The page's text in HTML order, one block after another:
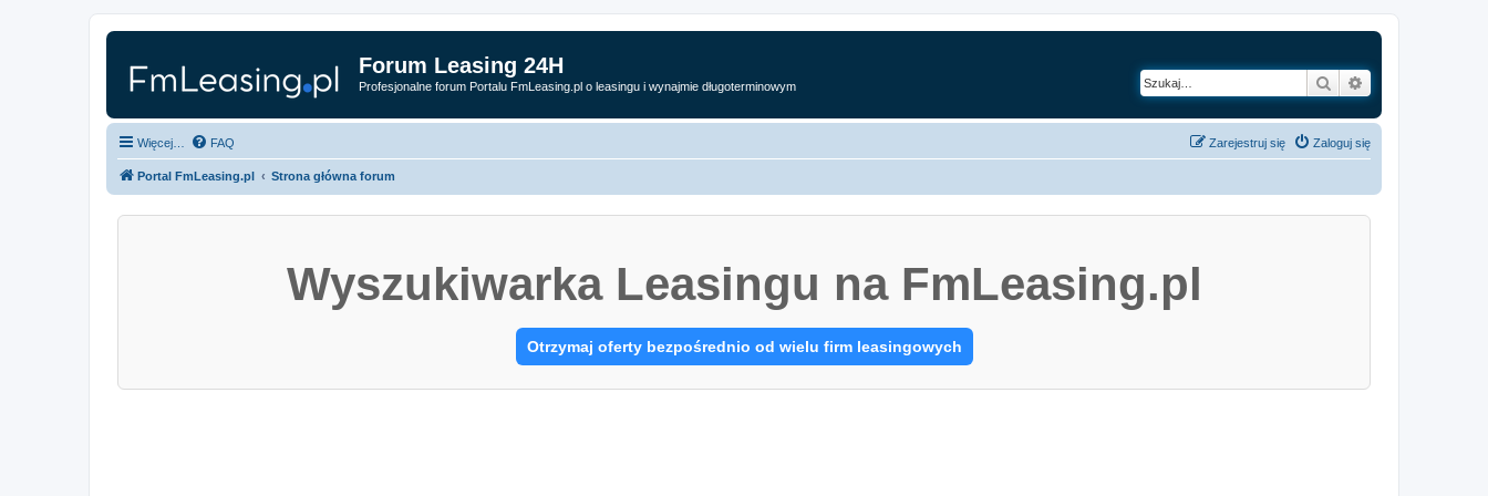
Forum Leasing 24H
Profesjonalne forum Portalu FmLeasing.pl o leasingu i wynajmie długoterminowym Szukaj
Więcej… FAQ Zaloguj się
Zarejestruj się
Portal FmLeasing.pl Strona główna forum
Wyszukiwarka Leasingu na FmLeasing.pl
Otrzymaj oferty bezpośrednio od wielu firm leasingowych